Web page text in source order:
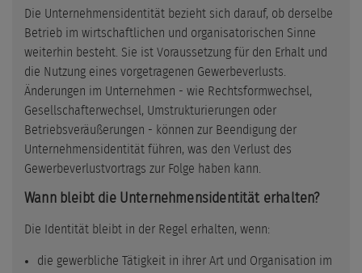
Die Unternehmensidentität bezieht sich darauf, ob derselbe
Betrieb im wirtschaftlichen und organisatorischen Sinne
weiterhin besteht. Sie ist Voraussetzung für den Erhalt und
die Nutzung eines vorgetragenen Gewerbeverlusts.
Änderungen im Unternehmen - wie Rechtsformwechsel,
Gesellschafterwechsel, Umstrukturierungen oder
Betriebsveräußerungen - können zur Beendigung der
Unternehmensidentität führen, was den Verlust des
Gewerbeverlustvortrags zur Folge haben kann.
Wann bleibt die Unternehmensidentität erhalten?
Die Identität bleibt in der Regel erhalten, wenn:
die gewerbliche Tätigkeit in ihrer Art und Organisation im